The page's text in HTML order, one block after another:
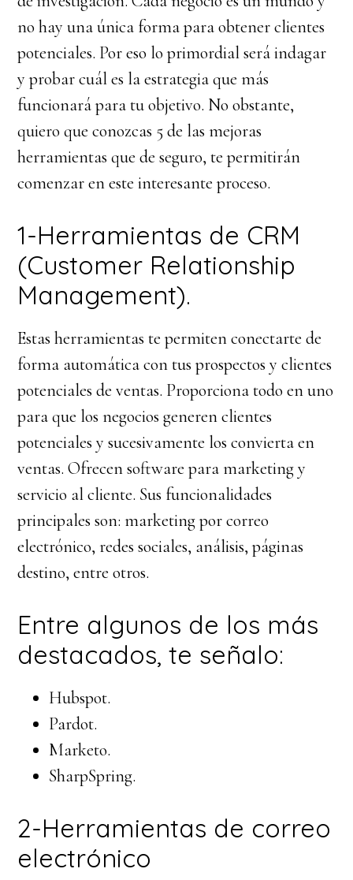
no hay una única forma para obtener clientes
potenciales. Por eso lo primordial será indagar
y probar cuál es la estrategia que más
funcionará para tu objetivo. No obstante,
quiero que conozcas 5 de las mejoras
herramientas que de seguro, te permitirán
comenzar en este interesante proceso.
1-Herramientas de CRM
(Customer Relationship
Management).
Estas herramientas te permiten conectarte de
forma automática con tus prospectos y clientes
potenciales de ventas. Proporciona todo en uno
para que los negocios generen clientes
potenciales y sucesivamente los convierta en
ventas. Ofrecen software para marketing y
servicio al cliente. Sus funcionalidades
principales son: marketing por correo
electrónico, redes sociales, análisis, páginas
destino, entre otros.
Entre algunos de los más
destacados, te señalo:
Hubspot.
Pardot.
Marketo.
SharpSpring.
2-Herramientas de correo
electrónico